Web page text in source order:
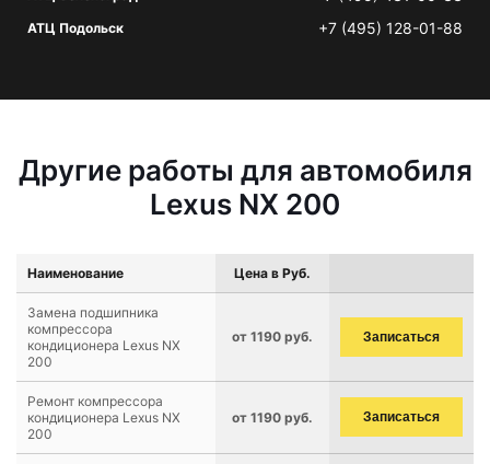
АТЦ Подольск +7 (495) 128-01-88
Другие работы для автомобиля
Lexus NX 200
Наименование Цена в Руб.
Замена подшипника
компрессора
кондиционера Lexus NX
200
от 1190 руб. Записаться
Ремонт компрессора
кондиционера Lexus NX
200
от 1190 руб. Записаться